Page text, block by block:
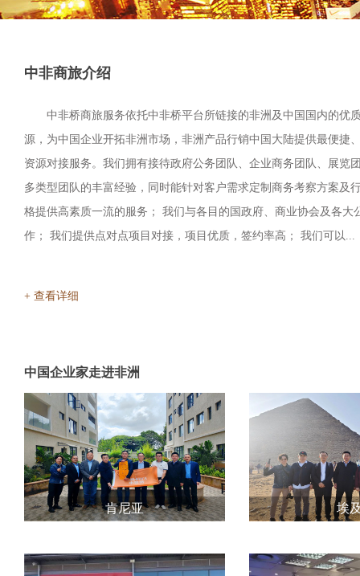
中非商旅介绍
中非桥商旅服务依托中非桥平台所链接的非洲及中国国内的优
源，为中国企业开拓非洲市场，非洲产品行销中国大陆提供最便捷
资源对接服务。我们拥有接待政府公务团队、企业商务团队、展览
多类型团队的丰富经验，同时能针对客户需求定制商务考察方案及
格提供高素质一流的服务； 我们与各目的国政府、商业协会及各大
作； 我们提供点对点项目对接，项目优质，签约率高； 我们可以...
+ 查看详细
中国企业家走进非洲
肯尼亚 埃